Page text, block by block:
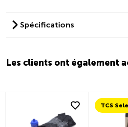
Spécifications
Les clients ont également
TCS